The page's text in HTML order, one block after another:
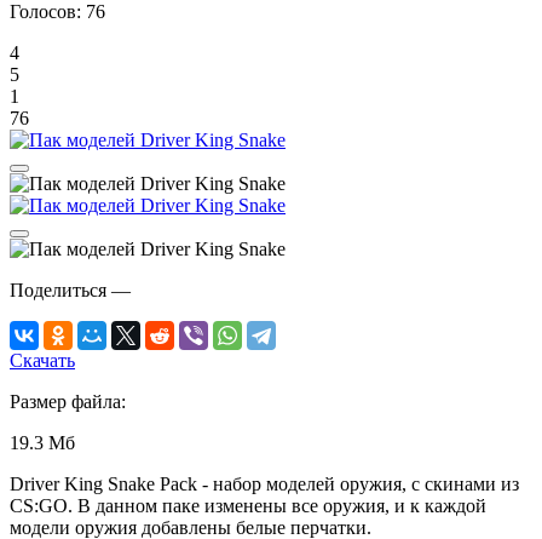
Голосов: 76
4
5
1
76
Поделиться —
Скачать
Размер файла:
19.3 Мб
Driver King Snake Pack - набор моделей оружия, с скинами из
CS:GO. В данном паке изменены все оружия, и к каждой
модели оружия добавлены белые перчатки.